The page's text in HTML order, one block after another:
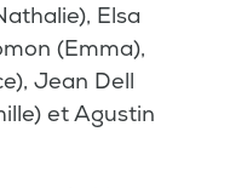
Elsa
(Emma),
Jean Dell
et Agustin